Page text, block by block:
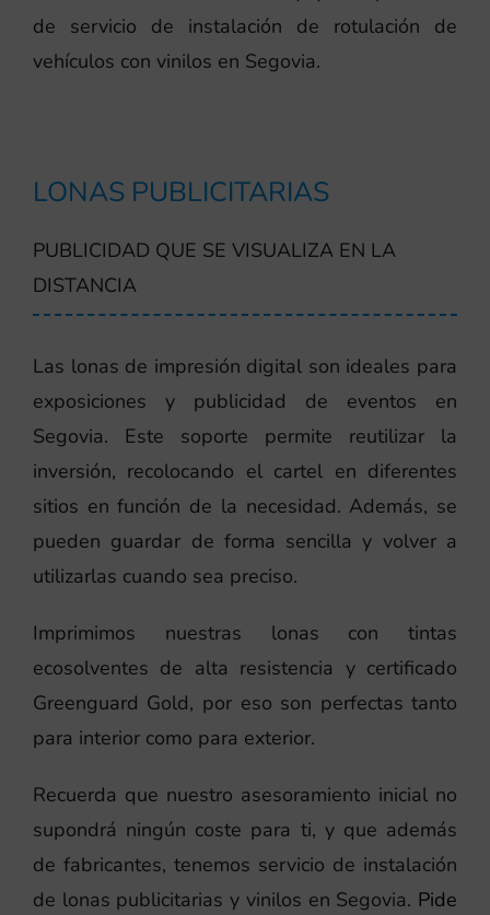
de servicio de instalación de rotulación de
vehículos con vinilos en Segovia.
LONAS PUBLICITARIAS
PUBLICIDAD QUE SE VISUALIZA EN LA
DISTANCIA
Las lonas de impresión digital son ideales para
exposiciones y publicidad de eventos en
Segovia. Este soporte permite reutilizar la
inversión, recolocando el cartel en diferentes
sitios en función de la necesidad. Además, se
pueden guardar de forma sencilla y volver a
utilizarlas cuando sea preciso.
Imprimimos nuestras lonas con tintas
ecosolventes de alta resistencia y certificado
Greenguard Gold, por eso son perfectas tanto
para interior como para exterior.
Recuerda que nuestro asesoramiento inicial no
supondrá ningún coste para ti, y que además
de fabricantes, tenemos servicio de instalación
de lonas publicitarias y vinilos en Segovia. Pide